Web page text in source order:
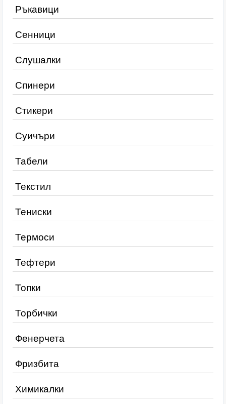
Ръкавици
Сенници
Слушалки
Спинери
Стикери
Суичъри
Табели
Текстил
Тениски
Термоси
Тефтери
Топки
Торбички
Фенерчета
Фризбита
Химикалки